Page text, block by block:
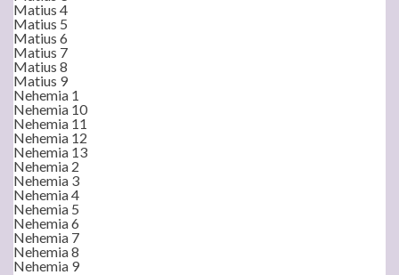
Matius 4
Matius 5
Matius 6
Matius 7
Matius 8
Matius 9
Nehemia 1
Nehemia 10
Nehemia 11
Nehemia 12
Nehemia 13
Nehemia 2
Nehemia 3
Nehemia 4
Nehemia 5
Nehemia 6
Nehemia 7
Nehemia 8
Nehemia 9